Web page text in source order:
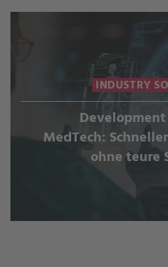
INDUSTRY
MedTech:
ohne teure